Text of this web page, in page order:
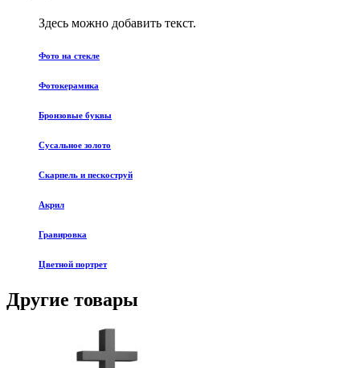
Здесь можно добавить текст.
Фото на стекле
Фотокерамика
Бронзовые буквы
Сусальное золото
Скарпель и пескоструй
Акрил
Гравировка
Цветной портрет
Другие товары